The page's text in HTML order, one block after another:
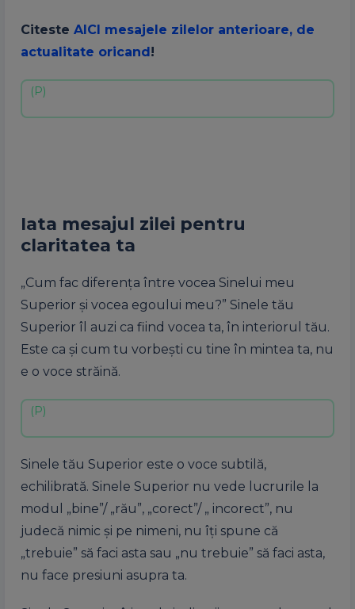
Citeste AICI mesajele zilelor anterioare, de
actualitate oricand!
Iata mesajul zilei pentru
claritatea ta
„Cum fac diferența între vocea Sinelui meu
Superior și vocea egoului meu?” Sinele tău
Superior îl auzi ca fiind vocea ta, în interiorul tău.
Este ca și cum tu vorbești cu tine în mintea ta, nu
e o voce străină.
Sinele tău Superior este o voce subtilă,
echilibrată. Sinele Superior nu vede lucrurile la
modul „bine”/ „rău”, „corect”/ „ incorect”, nu
judecă nimic și pe nimeni, nu îți spune că
„trebuie” să faci asta sau „nu trebuie” să faci asta,
nu face presiuni asupra ta.